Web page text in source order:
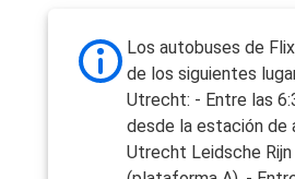
Los autobuses de
de los siguientes
Utrecht: - Entre las
desde la estación de
Utrecht Leidsche